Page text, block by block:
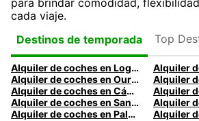
para brindar comodidad,
cada viaje.
Destinos de temporada
Top
Alquiler de coches en Logroño
Alquiler de coches en Ourense
Alquiler
Alquiler de coches en Cádiz
Alquiler de coches en Santander
Alquiler
Alquiler de coches en Palma